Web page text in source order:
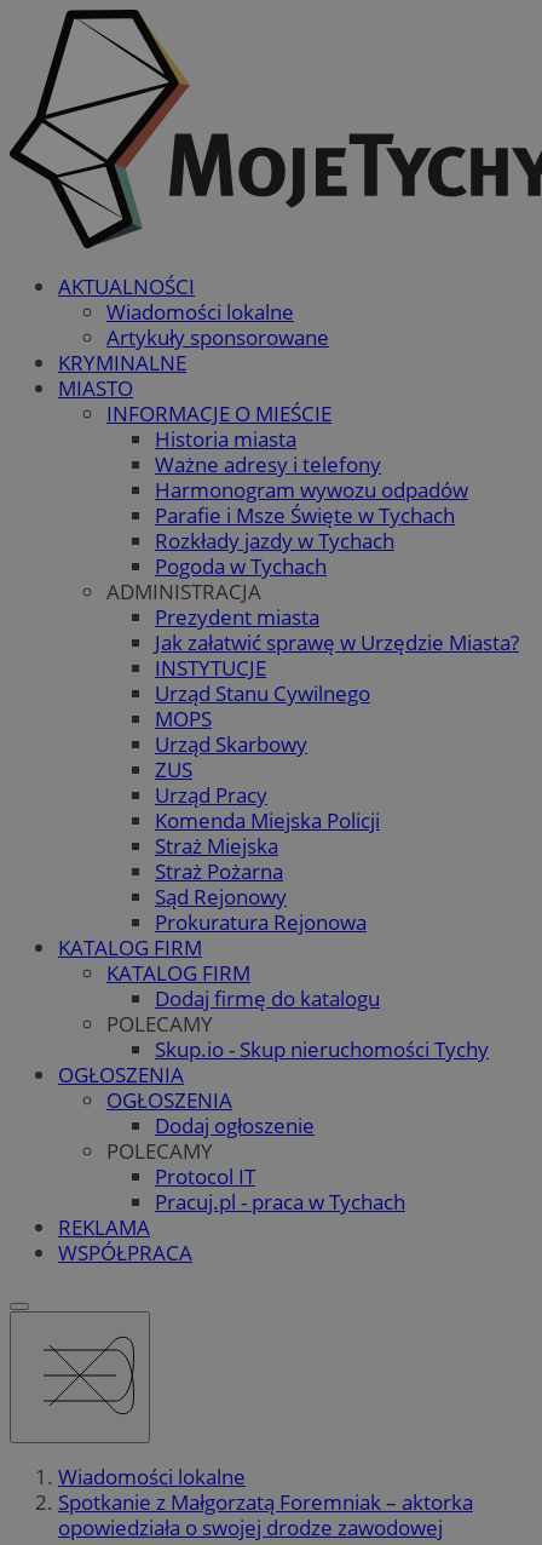
AKTUALNOŚCI
Wiadomości lokalne
Artykuły sponsorowane
KRYMINALNE
MIASTO
INFORMACJE O MIEŚCIE
Historia miasta
Ważne adresy i telefony
Harmonogram wywozu odpadów
Parafie i Msze Święte w Tychach
Rozkłady jazdy w Tychach
Pogoda w Tychach
ADMINISTRACJA
Prezydent miasta
Jak załatwić sprawę w Urzędzie Miasta?
INSTYTUCJE
Urząd Stanu Cywilnego
MOPS
Urząd Skarbowy
ZUS
Urząd Pracy
Komenda Miejska Policji
Straż Miejska
Straż Pożarna
Sąd Rejonowy
Prokuratura Rejonowa
KATALOG FIRM
KATALOG FIRM
Dodaj firmę do katalogu
POLECAMY
Skup.io - Skup nieruchomości Tychy
OGŁOSZENIA
OGŁOSZENIA
Dodaj ogłoszenie
POLECAMY
Protocol IT
Pracuj.pl - praca w Tychach
REKLAMA
WSPÓŁPRACA
Wiadomości lokalne
Spotkanie z Małgorzatą Foremniak – aktorka
opowiedziała o swojej drodze zawodowej